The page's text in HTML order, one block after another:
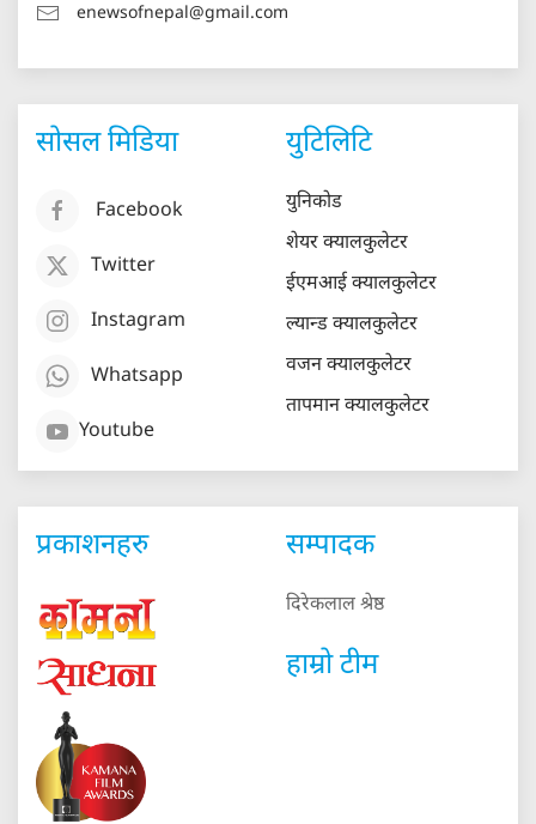
enewsofnepal@gmail.com
सोसल मिडिया
Facebook
Twitter
Instagram
Whatsapp
Youtube
युटिलिटि
युनिकोड
शेयर क्यालकुलेटर
ईएमआई क्यालकुलेटर
ल्यान्ड क्यालकुलेटर
वजन क्यालकुलेटर
तापमान क्यालकुलेटर
प्रकाशनहरु सम्पादक
दिरेकलाल श्रेष्ठ
हाम्रो टीम